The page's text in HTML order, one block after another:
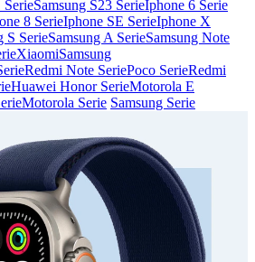
SerieSamsung S23 SerieIphone 6 Serie
8 SerieIphone SE SerieIphone X
S SerieSamsung A SerieSamsung Note
XiaomiSamsung
Redmi Note SeriePoco SerieRedmi
Huawei Honor SerieMotorola E
Motorola Serie Samsung Serie